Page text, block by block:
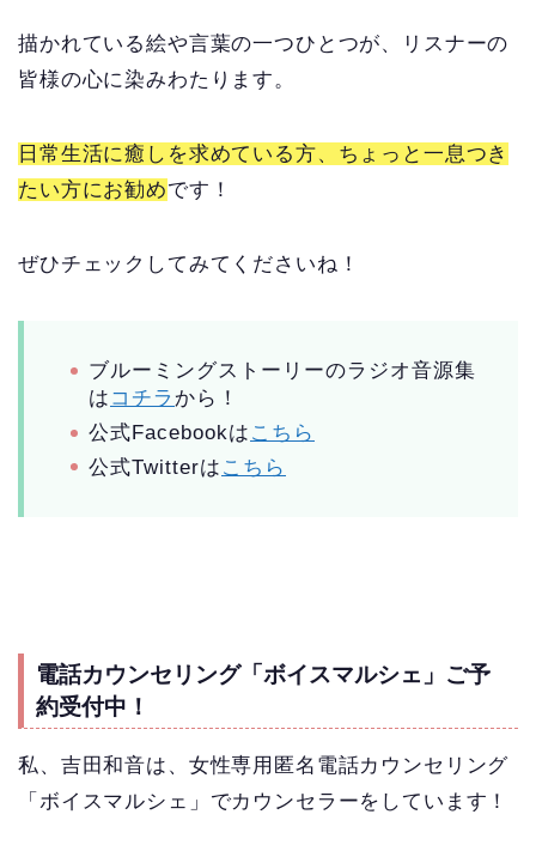
描かれている絵や言葉の一つひとつが、リスナーの
皆様の心に染みわたります。
日常生活に癒しを求めている方、ちょっと一息つき
たい方にお勧めです！
ぜひチェックしてみてくださいね！
ブルーミングストーリーのラジオ音源集
は コチラ から！
公式Facebookは こちら
公式Twitterは こちら
電話カウンセリング「ボイスマルシェ」ご予
約受付中！
私、吉田和音は、女性専用匿名電話カウンセリング
「ボイスマルシェ」でカウンセラーをしています！